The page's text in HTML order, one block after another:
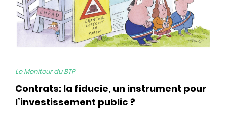
Le Moniteur du BTP
Contrats: la fiducie, un instrument pour
l’investissement public ?